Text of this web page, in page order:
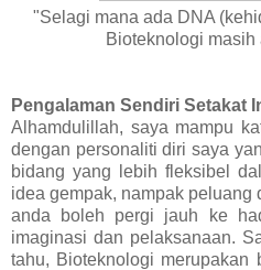
"Selagi mana ada DNA
Bioteknologi masih
Pengalaman Sendiri Setakat
Alhamdulillah, saya mampu
dengan personaliti diri saya
bidang yang lebih fleksibel
idea gempak, nampak peluang
anda boleh pergi jauh ke
imaginasi dan pelaksanaan.
tahu, Bioteknologi merupakan